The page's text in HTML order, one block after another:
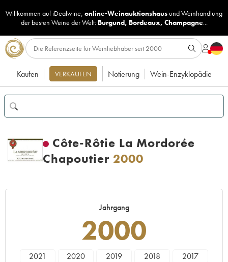
Willkommen auf iDealwine, online-Weinauktionshaus undWeinhandlung
der besten Weine der Welt: Burgund, Bordeaux, Champagne...
Kaufen VERKAUFEN Notierung Wein-Enzyklopädie
Côte-Rôtie La Mordorée
Chapoutier 2000
Jahrgang
2000
2021 2020 2019 2018
2017